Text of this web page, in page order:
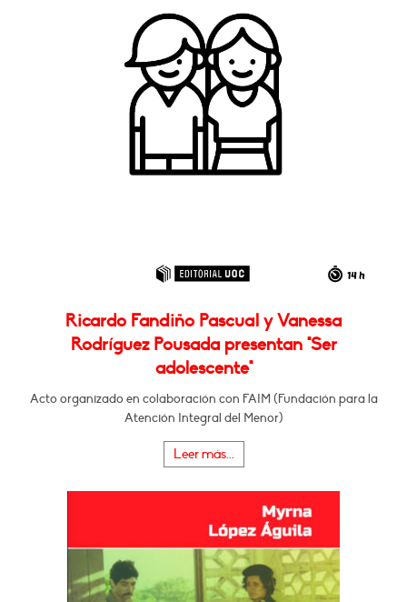
Ricardo Fandiño Pascual y Vanessa
Rodríguez Pousada presentan "Ser
adolescente"
Acto organizado en colaboración con FAIM (Fundación para la
Atención Integral del Menor)
Leer más...